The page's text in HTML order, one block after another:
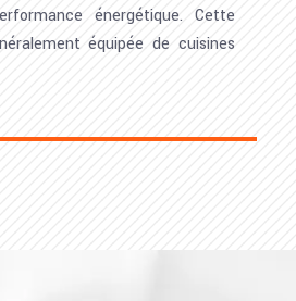
énergétique. Cette
équipée de cuisines